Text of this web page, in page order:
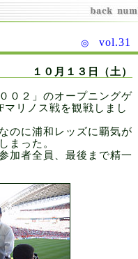
◎
１０月１３日（土）
０２」のオープニングゲ
リノス戦を観戦しまし
のに浦和レッズに覇気が
まった。
加者全員、最後まで精一